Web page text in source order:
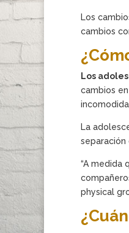
Los
cambios
Los
cambios
La
separación
“A medida
physical